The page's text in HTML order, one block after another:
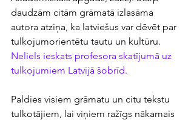
daudzām citām grāmatā izlasāma
autora atziņa, ka latviešus var dēvēt par
tulkojumorientētu tautu un kultūru.
Neliels ieskats profesora skatījumā uz
tulkojumiem Latvijā šobrīd.
Paldies visiem grāmatu un citu tekstu
tulkotājiem, lai viņiem ražīgs nākamais